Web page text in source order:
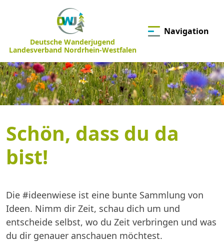
Deutsche Wanderjugend
Landesverband Nordrhein-Westfalen
Navigation
Schön, dass du da
bist!
Die #ideenwiese ist eine bunte Sammlung von
Ideen. Nimm dir Zeit, schau dich um und
entscheide selbst, wo du Zeit verbringen und was
du dir genauer anschauen möchtest.